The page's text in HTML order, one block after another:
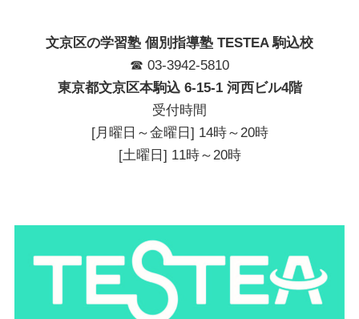
文京区の学習塾 個別指導塾 TESTEA 駒込校
☎ 03-3942-5810
東京都文京区本駒込 6-15-1 河西ビル4階
受付時間
[月曜日～金曜日] 14時～20時
[土曜日] 11時～20時